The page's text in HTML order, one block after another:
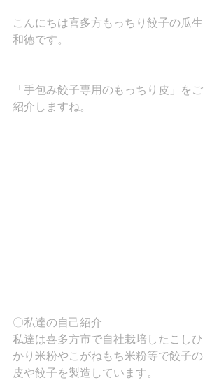
こんにちは喜多方もっちり餃子の瓜生
和徳です。
「手包み餃子専用のもっちり皮」をご
紹介しますね。
〇私達の自己紹介
私達は喜多方市で自社栽培したこしひ
かり米粉やこがねもち米粉等で餃子の
皮や餃子を製造しています。